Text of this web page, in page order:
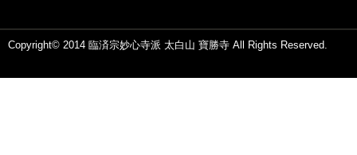
Copyright© 2014 臨済宗妙心寺派 太白山 寶勝寺 All Rights Reserved.